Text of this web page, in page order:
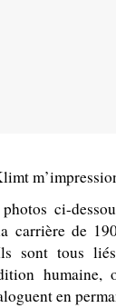
ci-
carrière de
sont tous
humaine,
en